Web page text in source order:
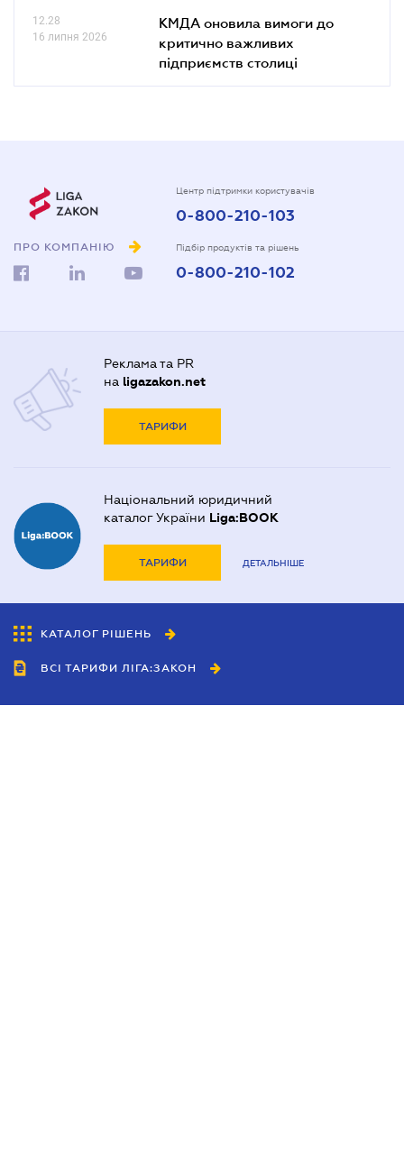
12.28
16 липня 2026
КМДА оновила вимоги до
критично важливих
підприємств столиці
ПРО КОМПАНІЮ
Центр підтримки користувачів
0-800-210-103
Підбір продуктів та рішень
0-800-210-102
Реклама та PR
на ligazakon.net
ТАРИФИ
Національний юридичний
каталог України Liga:BOOK
ТАРИФИ ДЕТАЛЬНІШЕ
КАТАЛОГ РІШЕНЬ
ВСІ ТАРИФИ ЛІГА:ЗАКОН